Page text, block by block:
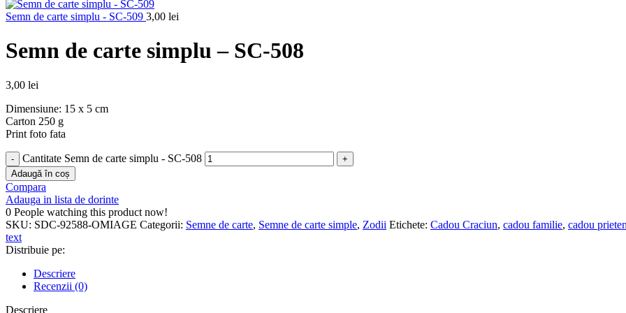
Semn de carte simplu - SC-509 3,00 lei
Semn de carte simplu – SC-508
3,00 lei
Dimensiune: 15 x 5 cm
Carton 250 g
Print foto fata
Cantitate Semn de carte simplu - SC-508
Adaugă în coș
Compara
Adauga in lista de dorinte
0 People watching this product now!
SKU: SDC-92588-OMIAGE Categorii: Semne de carte, Semne de carte simple, Zodii Etichete: Cadou Craciun, cadou familie, cadou
text
Distribuie pe:
Descriere
Recenzii (0)
Descriere